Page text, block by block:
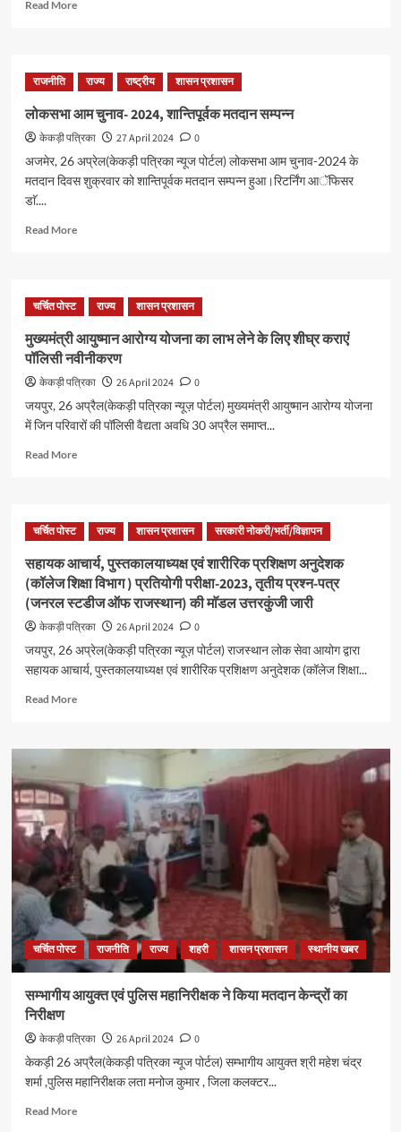
Read More
राजनीति राज्य राष्ट्रीय शासन प्रशासन
लोकसभा आम चुनाव- 2024, शान्तिपूर्वक मतदान सम्पन्न
केकड़ी पत्रिका 27 April 2024
0
अजमेर, 26 अप्रेल(केकड़ी पत्रिका न्यूज पोर्टल) लोकसभा आम चुनाव-2024 के
मतदान दिवस शुक्रवार को शान्तिपूर्वक मतदान सम्पन्न हुआ।रिटर्निंग आॅफिसर
डाॅ....
Read More
चर्चित पोस्ट राज्य शासन प्रशासन
मुख्यमंत्री आयुष्मान आरोग्य योजना का लाभ लेने के लिए शीघ्र कराएं
पॉलिसी नवीनीकरण
केकड़ी पत्रिका 26 April 2024
0
जयपुर, 26 अप्रैल(केकड़ी पत्रिका न्यूज़ पोर्टल) मुख्यमंत्री आयुष्मान आरोग्य योजना
में जिन परिवारों की पॉलिसी वैद्यता अवधि 30 अप्रैल समाप्त...
Read More
चर्चित पोस्ट राज्य शासन प्रशासन सरकारी नोकरी/भर्ती/विज्ञापन
सहायक आचार्य, पुस्तकालयाध्यक्ष एवं शारीरिक प्रशिक्षण अनुदेशक
(कॉलेज शिक्षा विभाग ) प्रतियोगी परीक्षा-2023, तृतीय प्रश्न-पत्र
(जनरल स्टडीज ऑफ राजस्थान) की माॅडल उत्तरकुंजी जारी
केकड़ी पत्रिका 26 April 2024
0
जयपुर, 26 अप्रेल(केकड़ी पत्रिका न्यूज़ पोर्टल) राजस्थान लोक सेवा आयोग द्वारा
सहायक आचार्य, पुस्तकालयाध्यक्ष एवं शारीरिक प्रशिक्षण अनुदेशक (कॉलेज शिक्षा...
Read More
चर्चित पोस्ट राजनीति राज्य शहरी शासन प्रशासन स्थानीय खबर
सम्भागीय आयुक्त एवं पुलिस महानिरीक्षक ने किया मतदान केन्द्रों का
निरीक्षण
केकड़ी पत्रिका 26 April 2024
0
केकड़ी 26 अप्रैल(केकड़ी पत्रिका न्यूज पोर्टल) सम्भागीय आयुक्त श्री महेश चंद्र
शर्मा ,पुलिस महानिरीक्षक लता मनोज कुमार , जिला कलक्टर...
Read More